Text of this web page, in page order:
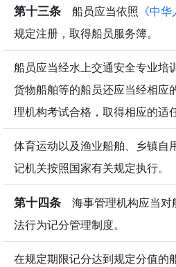
第十三条 船员应当依照 《中
规定注册，取得船员服务簿。
船员应当经水上交通安全专业培
货物船舶等的船员还应当经相应
理机构考试合格，取得相应的适
体育运动以及渔业船舶、乡镇自
记机关按照国家有关规定执行。
第十四条 海事管理机构应当对
法行为记分管理制度。
在规定期限记分达到规定分值的